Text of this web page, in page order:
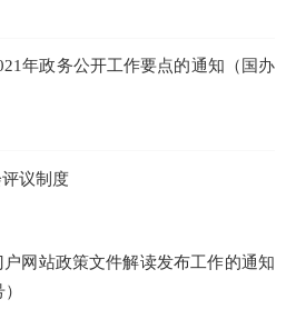
年政务公开工作要点的通知（国办
议制度
网站政策文件解读发布工作的通知